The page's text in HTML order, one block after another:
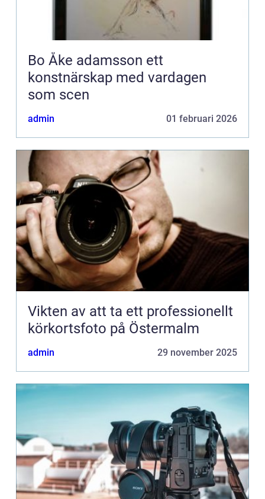
Bo Åke adamsson ett
konstnärskap med vardagen
som scen
admin 01 februari 2026
Vikten av att ta ett professionellt
körkortsfoto på Östermalm
admin 29 november 2025